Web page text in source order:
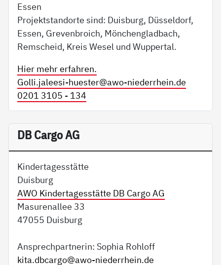
Essen
Projektstandorte sind: Duisburg, Düsseldorf,
Essen, Grevenbroich, Mönchengladbach,
Remscheid, Kreis Wesel und Wuppertal.
Hier mehr erfahren.
Golli.jaleesi-huester@awo-niederrhein.de
0201 3105 - 134
DB Cargo AG
Kindertagesstätte
Duisburg
AWO Kindertagesstätte DB Cargo AG
Masurenallee 33
47055 Duisburg
Ansprechpartnerin: Sophia Rohloff
kita.dbcargo@awo-niederrhein.de